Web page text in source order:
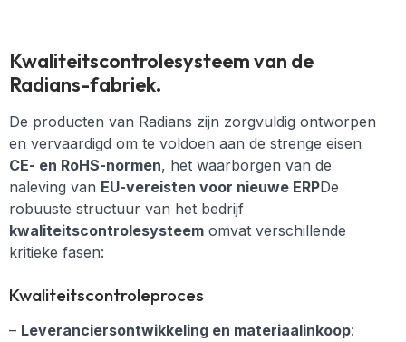
Kwaliteitscontrolesysteem van de
Radians-fabriek.
De producten van Radians zijn zorgvuldig ontworpen
en vervaardigd om te voldoen aan de strenge eisen
CE- en RoHS-normen, het waarborgen van de
naleving van EU-vereisten voor nieuwe ERPDe
robuuste structuur van het bedrijf
kwaliteitscontrolesysteem omvat verschillende
kritieke fasen:
Kwaliteitscontroleproces
– Leveranciersontwikkeling en materiaalinkoop: